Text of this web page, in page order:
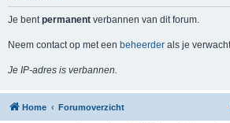
Je bentpermanent verbannen van dit forum.
Neem contact op met een beheerder als je
Je IP-adres is verbannen.
Home Forumoverzicht